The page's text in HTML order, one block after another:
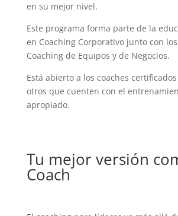
en su mejor nivel.
Este programa forma parte de la
en Coaching Corporativo junto con
Coaching de Equipos y de Negocios.
Está abierto a los coaches certificados
otros que cuenten con el
apropiado.
Tu mejor versión
Coach